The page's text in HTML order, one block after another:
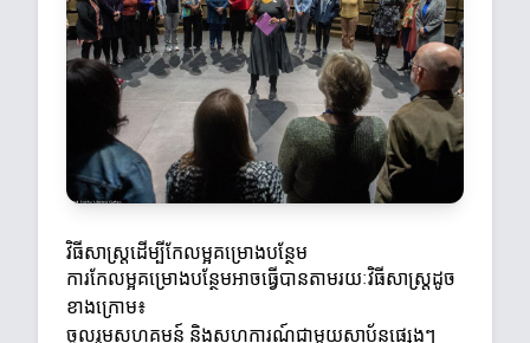
វិធីសាស្ត្រដើម្បីកែលម្អគម្រោងបន្ថែម
ការកែលម្អគម្រោងបន្ថែមអាចធ្វើបានតាមរយៈវិធីសាស្ត្រដូច
ខាងក្រោម៖
ចូលរួមសហគមន៍ និងសហការណ៍ជាមួយស្ថាប័នផ្សេងៗ